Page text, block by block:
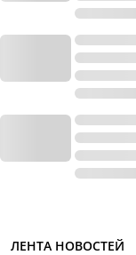
ЛЕНТА НОВОСТЕЙ